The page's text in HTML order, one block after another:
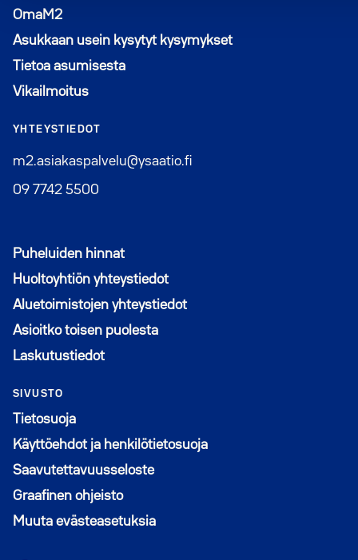
OmaM2Avautuu uuteen ikkunaan
Asukkaan usein kysytyt kysymykset
Tietoa asumisesta
Vikailmoitus
YHTEYSTIEDOT
m2.asiakaspalvelu@ysaatio.fi
09 7742 5500
Puheluiden hinnat
Huoltoyhtiön yhteystiedot
Aluetoimistojen yhteystiedot
Asioitko toisen puolesta
Laskutustiedot
SIVUSTO
Tietosuoja
Käyttöehdot ja henkilötietosuoja
Saavutettavuusseloste
Graafinen ohjeisto
Muuta evästeasetuksia